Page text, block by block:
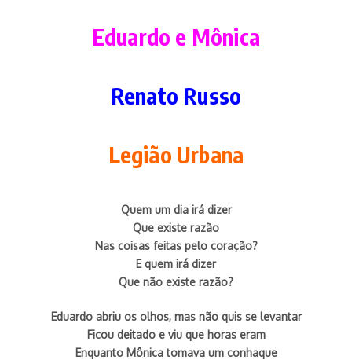
Eduardo e Mônica
Renato Russo
Legião Urbana
Quem um dia irá dizer
Que existe razão
Nas coisas feitas pelo coração?
E quem irá dizer
Que não existe razão?
Eduardo abriu os olhos, mas não quis se levantar
Ficou deitado e viu que horas eram
Enquanto Mônica tomava um conhaque